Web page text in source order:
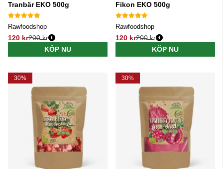
Tranbär EKO 500g
Rawfoodshop
120 kr
Ordinarie pris:
200 kr
KÖP NU
Fikon EKO 500g
Rawfoodshop
120 kr
Ordinarie pris:
200 kr
KÖP NU
30% 30%